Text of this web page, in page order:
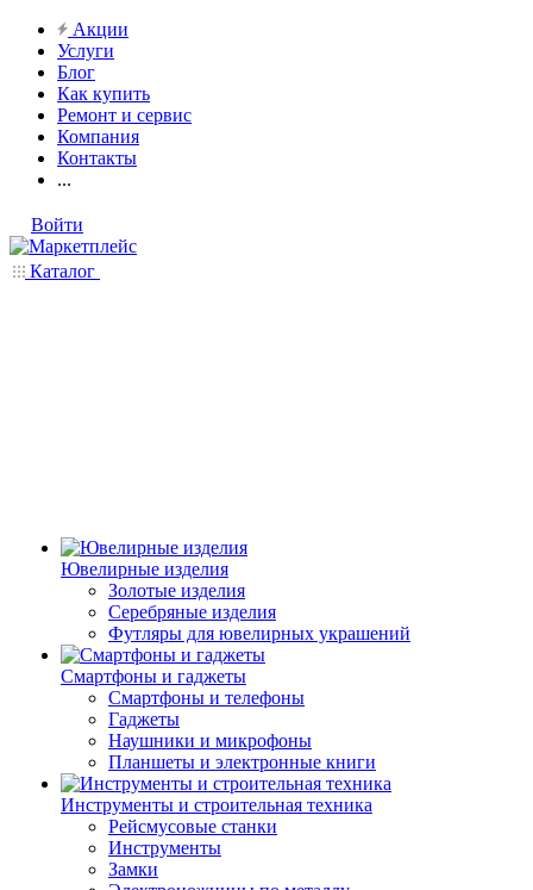
Акции
Услуги
Блог
Как купить
Ремонт и сервис
Компания
Контакты
...
Войти
Каталог
Ювелирные изделия
Золотые изделия
Серебряные изделия
Футляры для ювелирных украшений
Смартфоны и гаджеты
Смартфоны и телефоны
Гаджеты
Наушники и микрофоны
Планшеты и электронные книги
Инструменты и строительная техника
Рейсмусовые станки
Инструменты
Замки